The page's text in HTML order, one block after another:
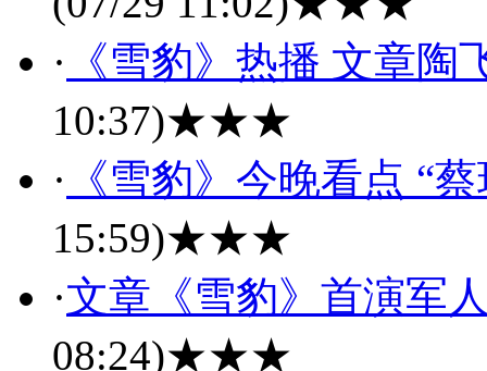
· 《雪豹》热播 文章陶
10:37)★★★
· 《雪豹》今晚看点 “
15:59)★★★
·文章《雪豹》首演军
08:24)★★★